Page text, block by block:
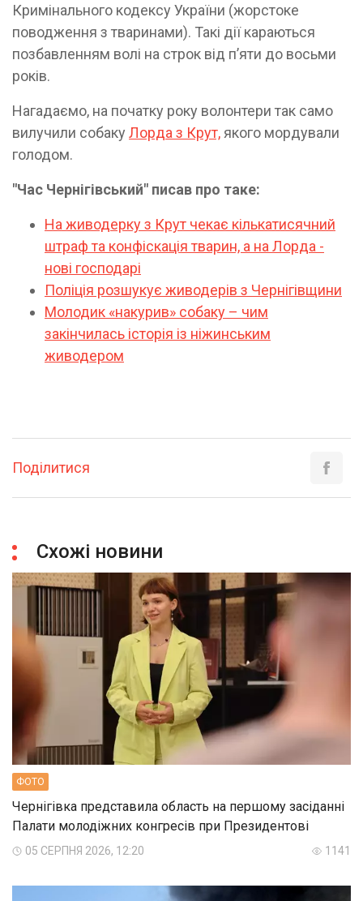
Кримінального кодексу України (жорстоке
поводження з тваринами). Такі дії караються
позбавленням волі на строк від п’яти до восьми
років.
Нагадаємо, на початку року волонтери так само
вилучили собаку Лорда з Крут, якого мордували
голодом.
"Час Чернігівський" писав про таке:
На живодерку з Крут чекає кількатисячний
штраф та конфіскація тварин, а на Лорда -
нові господарі
Поліція розшукує живодерів з Чернігівщини
Молодик «накурив» собаку – чим
закінчилась історія із ніжинським
живодером
Поділитися
Схожі новини
ФОТО
Чернігівка представила область на першому засіданні
Палати молодіжних конгресів при Президентові
05 СЕРПНЯ 2026, 12:20 1141